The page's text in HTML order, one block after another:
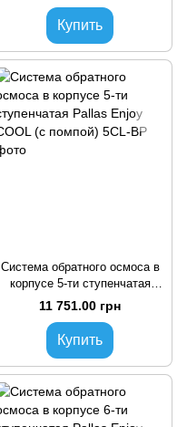
Купить
Система обратного осмоса в
корпусе 5-ти ступенчатая
Pallas Enjoy COOL (с помпой)
11 751.00 грн
Купить